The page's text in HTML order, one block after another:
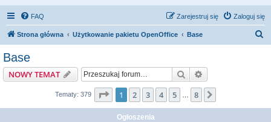
FAQ Zaloguj się
Zarejestruj się
Strona główna Użytkowanie pakietu OpenOffice Base
Base
NOWY TEMAT Szukaj
Tematy: 379 Strona z8
1 2 3 4 5 8
Ogłoszenia